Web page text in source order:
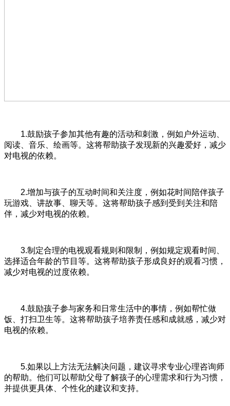
1.鼓励孩子参加其他有趣的活动和刺激，例如户外运动、
阅读、音乐、绘画等。这将帮助孩子发现新的兴趣爱好，减少
对电视的依赖。
2.增加与孩子的互动时间和关注度，例如花时间陪伴孩子
玩游戏、讲故事、聊天等。这将帮助孩子感到受到关注和陪
伴，减少对电视的依赖。
3.制定合理的电视观看规则和限制，例如规定观看时间、
选择适合年龄的节目等。这将帮助孩子形成良好的观看习惯，
减少对电视的过度依赖。
4.鼓励孩子参与家务和日常生活中的事情，例如帮忙做
饭、打扫卫生等。这将帮助孩子培养责任感和成就感，减少对
电视的依赖。
5.如果以上方法无法解决问题，建议寻求专业心理咨询师
的帮助。他们可以帮助父母了解孩子的心理需求和行为习惯，
并提供更具体、个性化的建议和支持。